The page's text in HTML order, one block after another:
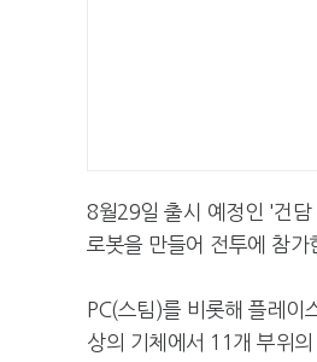
8월29일 출시 예정인 '건
로봇을 만들어 전투에 참
PC(스팀)를 비롯해 플레이
상의 기체에서 11개 부위